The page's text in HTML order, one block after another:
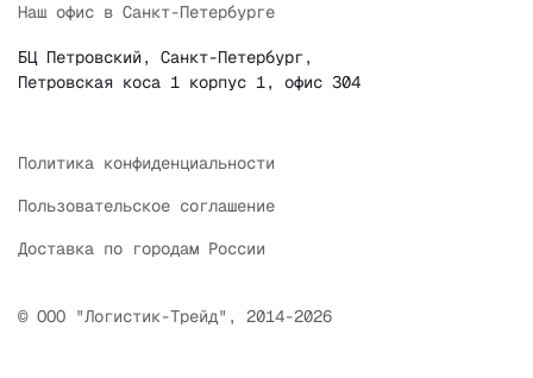
Наш офис в Санкт-Петербурге
БЦ Петровский, Санкт-Петербург,
Петровская коса 1 корпус 1, офис 304
Политика конфиденциальности
Пользовательское соглашение
Доставка по городам России
© ООО "Логистик-Трейд", 2014-2026